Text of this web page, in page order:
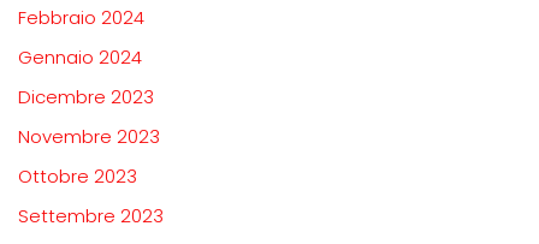
Febbraio 2024
Gennaio 2024
Dicembre 2023
Novembre 2023
Ottobre 2023
Settembre 2023